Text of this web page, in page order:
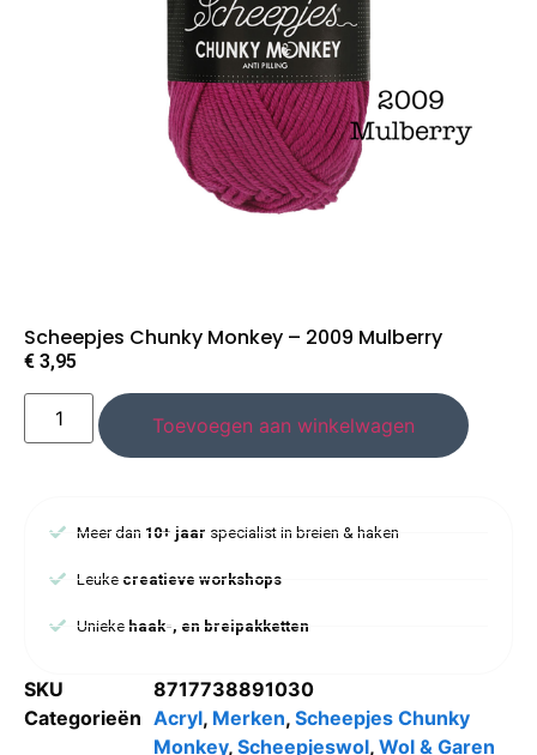
Scheepjes Chunky Monkey – 2009 Mulberry
€ 3,95
Toevoegen aan winkelwagen
Meer dan 10+ jaar specialist in breien & haken
Leuke creatieve workshops
Uniekehaak-, en breipakketten
SKU
8717738891030
Categorieën Acryl, Merken, Scheepjes Chunky
Monkey, Scheepjeswol, Wol & Garen